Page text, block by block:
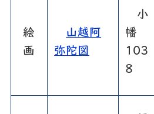
絵
画
山越阿
弥陀図
小
幡
103
8